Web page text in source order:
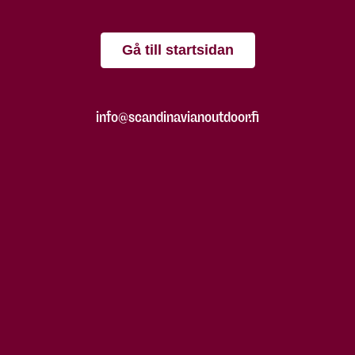
Gå till startsidan
info@scandinavianoutdoor.fi